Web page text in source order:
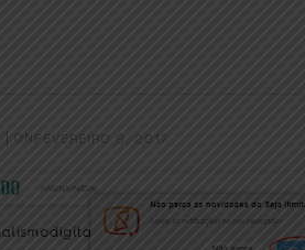
ON FEVEREIRO 9, 2017